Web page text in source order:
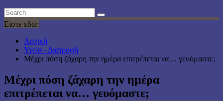
Είστε εδώ:
Αρχική
Υγεία - Διατροφή
Μέχρι πόση ζάχαρη την ημέρα επιτρέπεται να… γευόμαστε;
Μέχρι πόση ζάχαρη την ημέρα
επιτρέπεται να… γευόμαστε;